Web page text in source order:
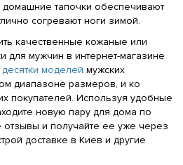
тапочки обеспечивают
согревают ноги зимой.
качественные кожаные или
для мужчин в интернет-магазине
десятки моделей мужских
диапазоне размеров, и ко
покупателей. Используя удобные
новую пару для дома по
отзывы и получайте ее уже через
доставке в Киев и другие